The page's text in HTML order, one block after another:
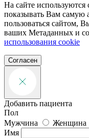
На сайте
показывать Вам
пользоваться сайтом,
ваших Метаданных и
использования cookie
Согласен
Добавить пациента
Пол
Мужчина
Женщина
Имя